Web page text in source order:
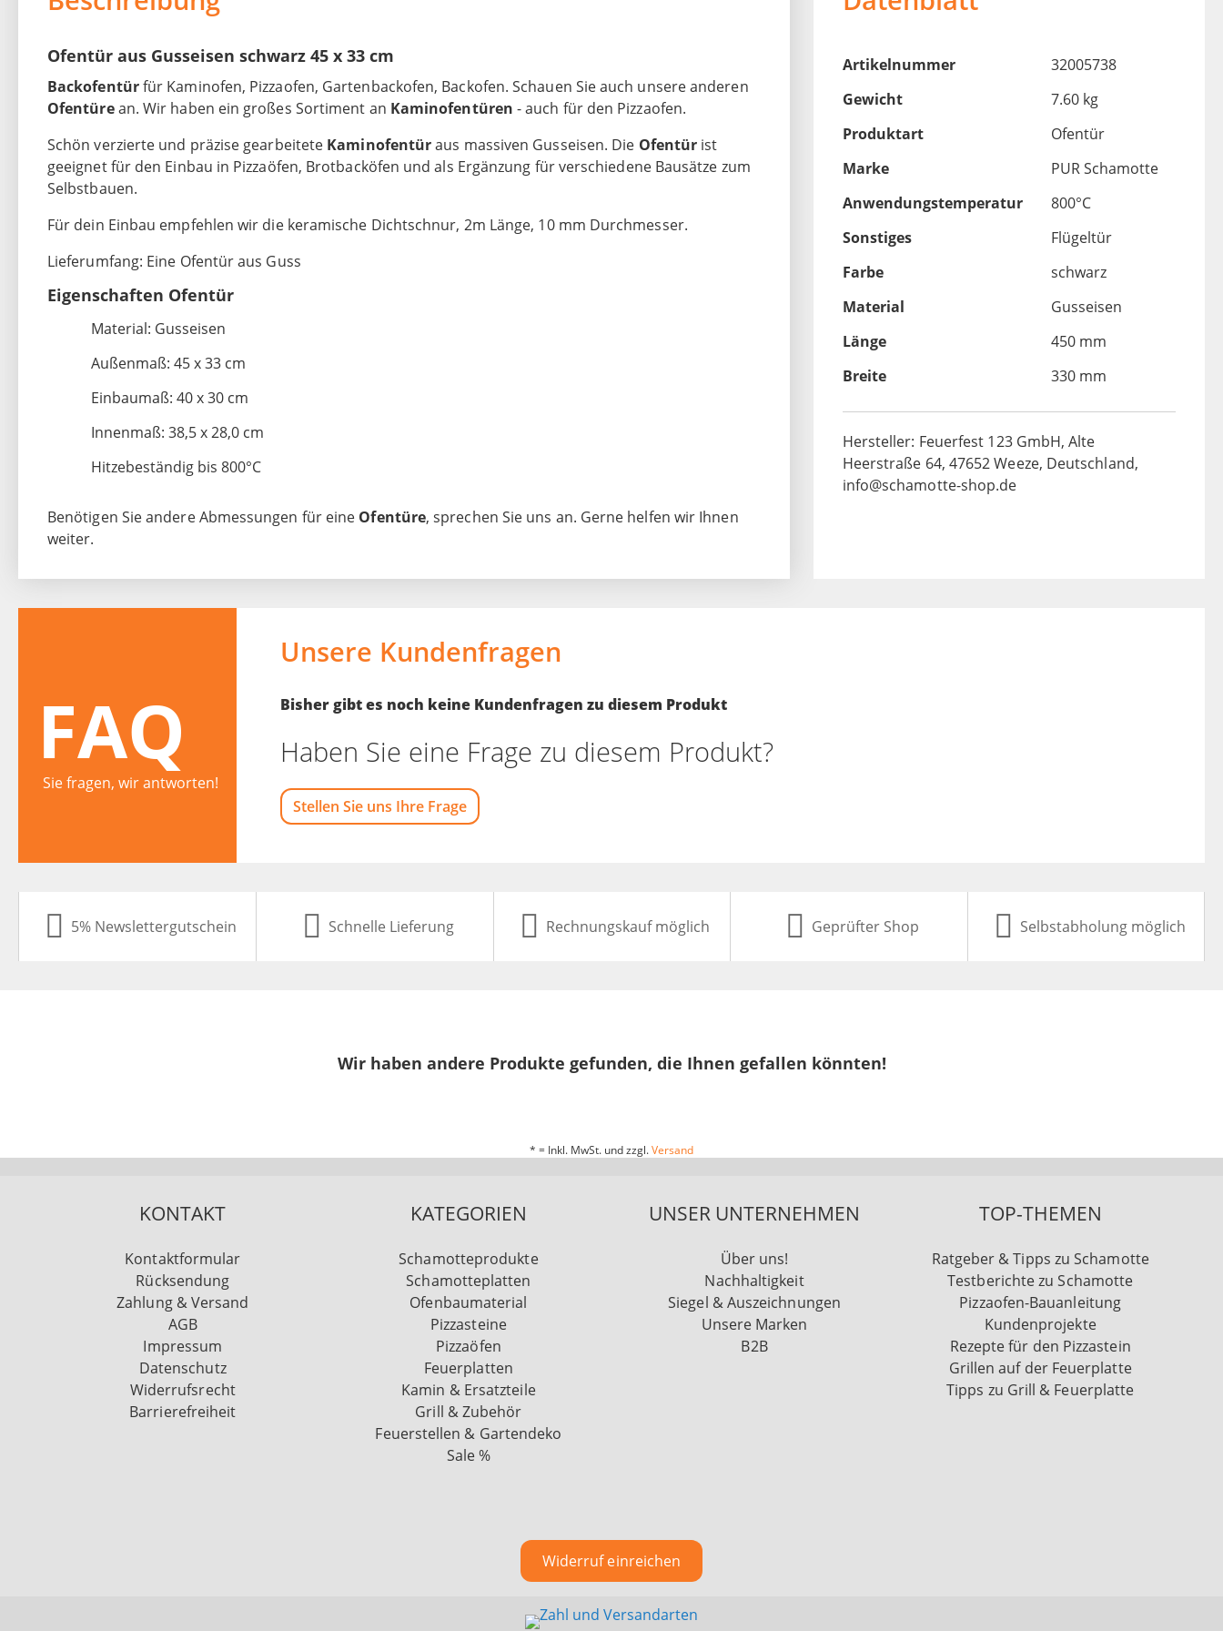
Ofentür aus Gusseisen schwarz 45 x 33 cm
Backofentürfür Kaminofen, Pizzaofen, Gartenbackofen, Backofen. Schauen Sie auch unsere anderen
Ofentürean. Wir haben ein großes Sortiment an Kaminofentüren - auch für den Pizzaofen.
Schön verzierte und präzise gearbeitete Kaminofentüraus massiven Gusseisen. Die Ofentür ist
geeignet für den Einbau in Pizzaöfen, Brotbacköfen und als Ergänzung für verschiedene Bausätze zum
Selbstbauen.
Für dein Einbau empfehlen wir die keramische Dichtschnur, 2m Länge, 10 mm Durchmesser.
Lieferumfang: Eine Ofentür aus Guss
Eigenschaften Ofentür
Material: Gusseisen
Außenmaß: 45 x 33 cm
Einbaumaß: 40 x 30 cm
Innenmaß: 38,5 x 28,0 cm
Hitzebeständig bis 800°C
Benötigen Sie andere Abmessungen für eine Ofentüre, sprechen Sie uns an. Gerne helfen wir Ihnen
weiter.
Artikelnummer
32005738
Gewicht
7.60 kg
Produktart
Ofentür
Marke
PUR Schamotte
Anwendungstemperatur
800°C
Sonstiges
Flügeltür
Farbe
schwarz
Material
Gusseisen
Länge
450 mm
Breite
330 mm
Hersteller: Feuerfest 123 GmbH, Alte
Heerstraße 64, 47652 Weeze, Deutschland,
info@schamotte-shop.de
FAQ
Sie fragen, wir antworten!
Unsere Kundenfragen
Bisher gibt es noch keine Kundenfragen zu diesem Produkt
Haben Sie eine Frage zu diesem Produkt?
Stellen Sie uns Ihre Frage
5% Newslettergutschein Schnelle Lieferung Rechnungskauf möglich Geprüfter Shop Selbstabholung möglich
Wir haben andere Produkte gefunden, die Ihnen gefallen könnten!
* = Inkl. MwSt. und zzgl.Versand
KONTAKT
Kontaktformular
Rücksendung
Zahlung & Versand
AGB
Impressum
Datenschutz
Widerrufsrecht
Barrierefreiheit
KATEGORIEN
Schamotteprodukte
Schamotteplatten
Ofenbaumaterial
Pizzasteine
Pizzaöfen
Feuerplatten
Kamin & Ersatzteile
Grill & Zubehör
Feuerstellen & Gartendeko
Sale %
UNSER UNTERNEHMEN
Über uns!
Nachhaltigkeit
Siegel & Auszeichnungen
Unsere Marken
B2B
TOP-THEMEN
Ratgeber & Tipps zu Schamotte
Testberichte zu Schamotte
Pizzaofen-Bauanleitung
Kundenprojekte
Rezepte für den Pizzastein
Grillen auf der Feuerplatte
Tipps zu Grill & Feuerplatte
Widerruf einreichen